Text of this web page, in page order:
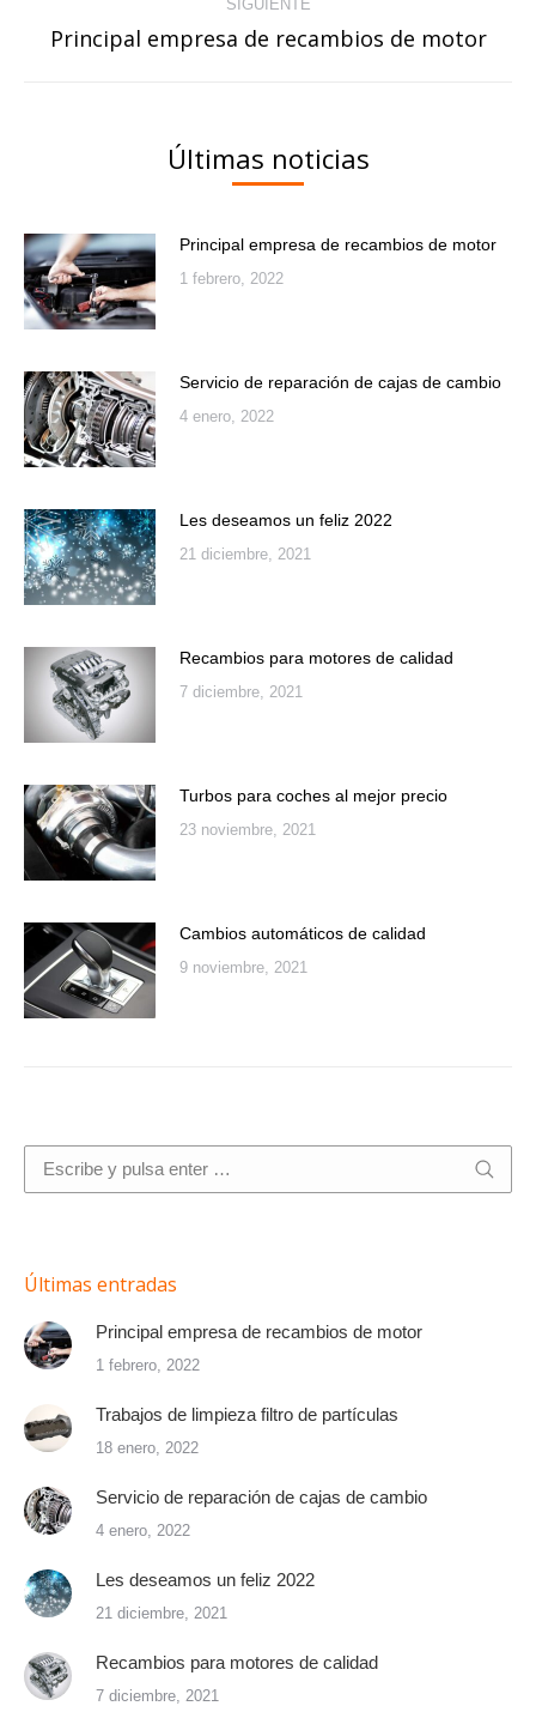
SIGUIENTE
Publicación
Principal empresa de recambios de motor
Últimas noticias
Principal empresa de recambios de motor
1 febrero, 2022
Servicio de reparación de cajas de cambio
4 enero, 2022
Les deseamos un feliz 2022
21 diciembre, 2021
Recambios para motores de calidad
7 diciembre, 2021
Turbos para coches al mejor precio
23 noviembre, 2021
Cambios automáticos de calidad
9 noviembre, 2021
Buscar:
Últimas entradas
Principal empresa de recambios de motor
1 febrero, 2022
Trabajos de limpieza filtro de partículas
18 enero, 2022
Servicio de reparación de cajas de cambio
4 enero, 2022
Les deseamos un feliz 2022
21 diciembre, 2021
Recambios para motores de calidad
7 diciembre, 2021